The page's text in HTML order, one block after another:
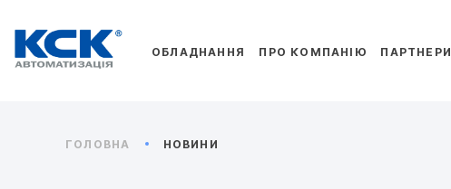
ОБЛАДНАННЯ ПРО КОМПАНІЮ ПАРТНЕРИ
ГОЛОВНА НОВИНИ